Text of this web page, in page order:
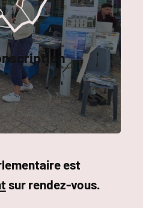
est
sur rendez-vous.